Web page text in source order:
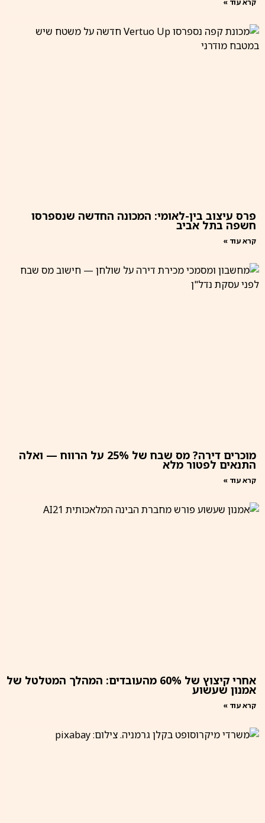
פרס עיצוב בין-לאומי: המכונה החדשה שנספרסו
חשפה בתל אביב
קרא עוד »
מוכרים דירה? מס שבח של 25% על הרווח — ואלה
התנאים לפטור מלא
קרא עוד »
אחרי קיצוץ של 60% מהעובדים: המהלך המטלטל של
אמנון שעשוע
קרא עוד »